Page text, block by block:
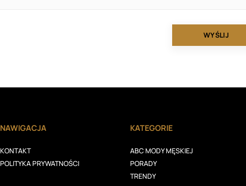
NAWIGACJA
KONTAKT
POLITYKA PRYWATNOŚCI
KATEGORIE
ABC MODY MĘSKIEJ
PORADY
TRENDY